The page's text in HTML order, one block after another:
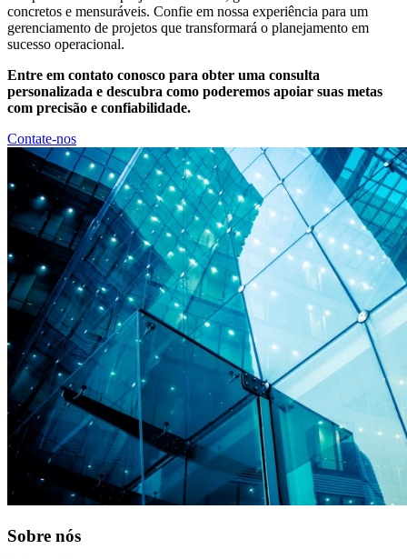
concretos e mensuráveis. Confie em nossa experiência para um
gerenciamento de projetos que transformará o planejamento em
sucesso operacional.
Entre em contato conosco para obter uma consulta
personalizada e descubra como poderemos apoiar suas metas
com precisão e confiabilidade.
Contate-nos
Sobre nós